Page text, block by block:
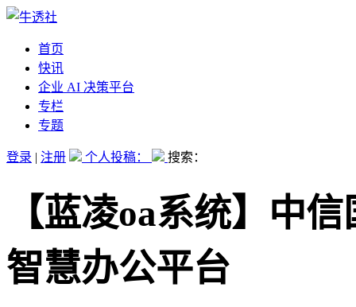
首页
快讯
企业 AI 决策平台
专栏
专题
登录 | 注册 个人投稿： 搜索：
【蓝凌oa系统】中
智慧办公平台